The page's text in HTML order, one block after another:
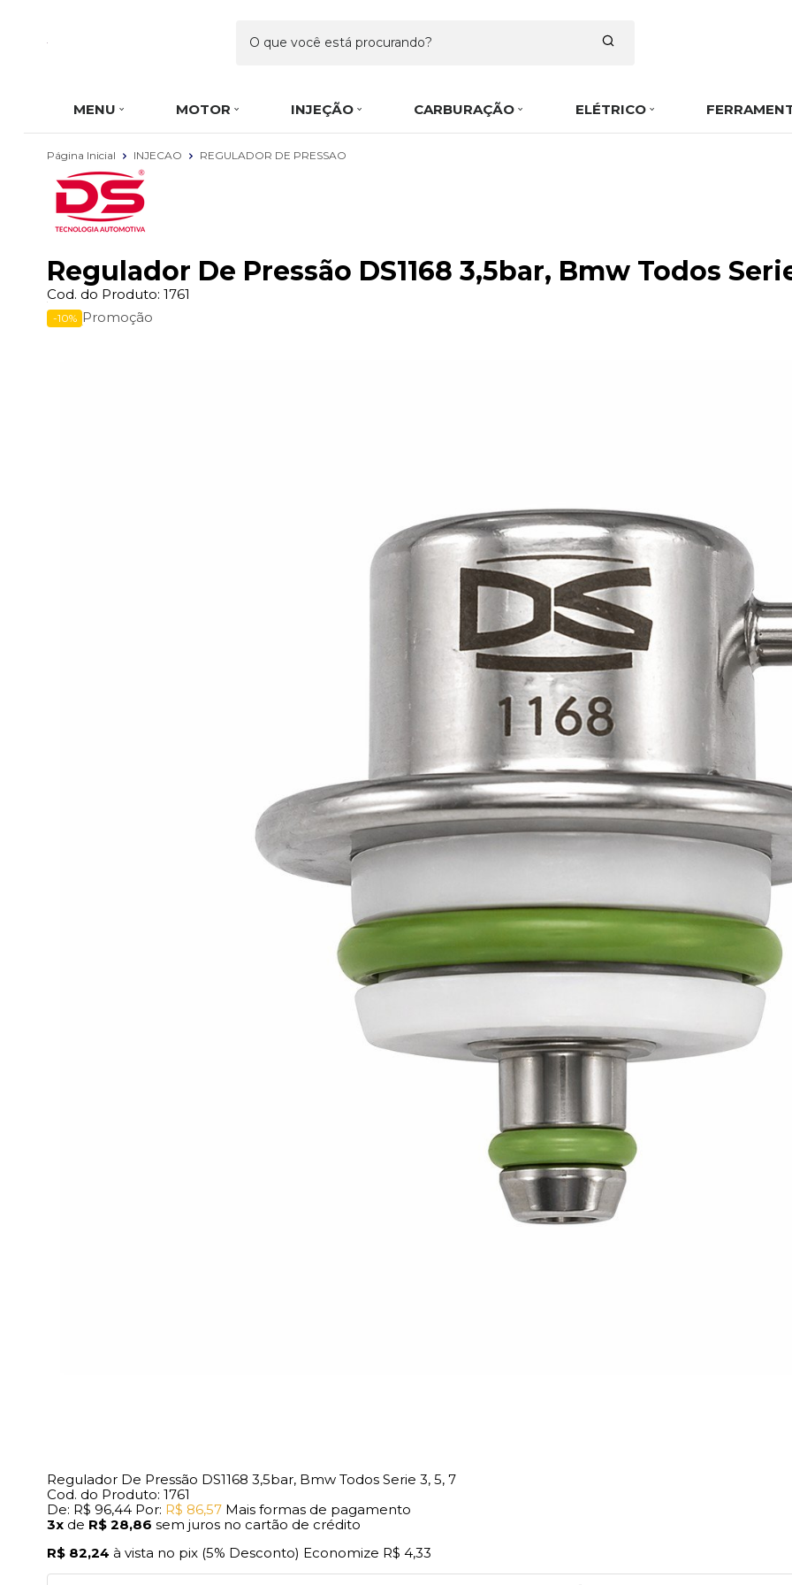
MENU MOTOR INJEÇÃO CARBURAÇÃO ELÉTRICO
Página Inicial INJECAO REGULADOR DE PRESSAO
Regulador De Pressão DS1168 3,5bar, Bmw Todos
Cod. do Produto: 1761
-10% Promoção
Regulador De Pressão DS1168 3,5bar, Bmw Todos Serie 3, 5, 7
Cod. do Produto: 1761
De: R$ 96,44 Por: R$ 86,57 Mais formas de pagamento
3x de R$ 28,86 sem juros no cartão de crédito
R$ 82,24 à vista no pix (5% Desconto) Economize R$ 4,33